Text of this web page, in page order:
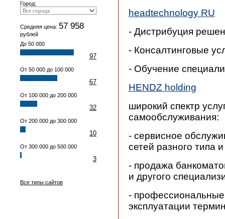
Город:
Средняя цена: 57 958
рублей
До 50 000
97
От 50 000 до 100 000
67
От 100 000 до 200 000
32
От 200 000 до 300 000
10
От 300 000 до 500 000
3
Все типы сайтов
headtechnology RU
- Дистрибуция
- Консалтинговые
- Обучение
HENDZ holding
широкий спектр
самообслуживания:
- сервисное
сетей разного типа
- продажа
и другого
-
эксплуатации